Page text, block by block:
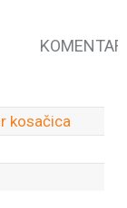
kosačica